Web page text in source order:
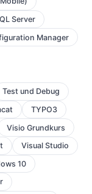
Server
Manager
Test und Debug
TYPO3
Visio Grundkurs
Visual Studio
10